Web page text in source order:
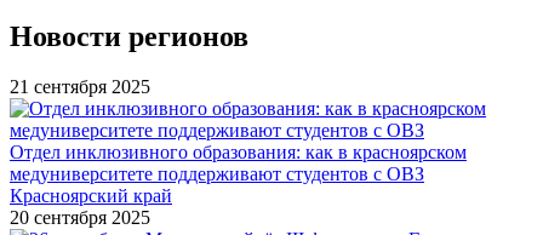
Новости регионов
21 сентября 2025
Отдел инклюзивного образования: как в красноярском
медуниверситете поддерживают студентов с ОВЗ
Красноярский край
20 сентября 2025